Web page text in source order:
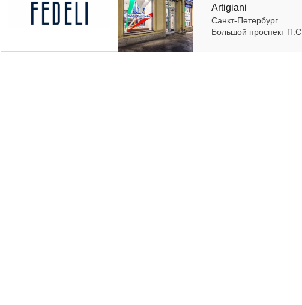
Artigiani
Санкт-Петербург
Большой проспект